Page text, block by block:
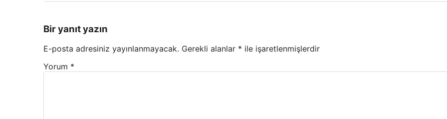
Bir yanıt yazın
E-posta adresiniz yayınlanmayacak. Gerekli alanlar * ile işaretlenmişlerdir
Yorum *